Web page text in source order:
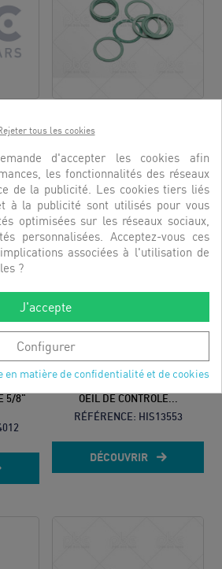
RÉFÉRENCE:
DÉCOUVRIR
5/8"
OEIL DE CONTROLE...
RÉFÉRENCE: HIS13553
DÉCOUVRIR
tous les cookies
d'accepter les cookies afin
les fonctionnalités des réseaux
de la publicité. Les cookies tiers liés
à la publicité sont utilisés pour vous
optimisées sur les réseaux sociaux,
personnalisées. Acceptez-vous ces
associées à l'utilisation de
?
J'accepte
Configurer
en matière de confidentialité et de cookies